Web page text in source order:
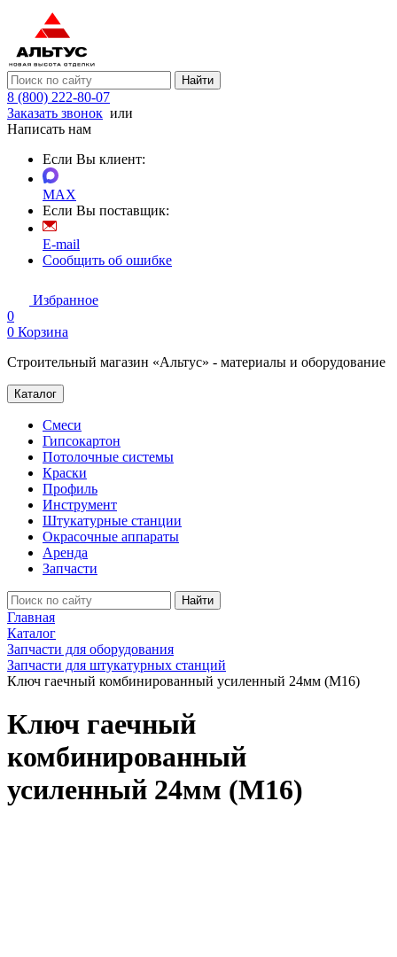
Найти
8 (800) 222-80-07
Заказать звонок или
Написать нам
Если Вы клиент:
MAX
Если Вы поставщик:
E-mail
Сообщить об ошибке
Избранное
0
0 Корзина
Строительный магазин «Альтус» - материалы и оборудование
Каталог
Смеси
Гипсокартон
Потолочные системы
Краски
Профиль
Инструмент
Штукатурные станции
Окрасочные аппараты
Аренда
Запчасти
Найти
Главная
Каталог
Запчасти для оборудования
Запчасти для штукатурных станций
Ключ гаечный комбинированный усиленный 24мм (М16)
Ключ гаечный
комбинированный
усиленный 24мм (М16)